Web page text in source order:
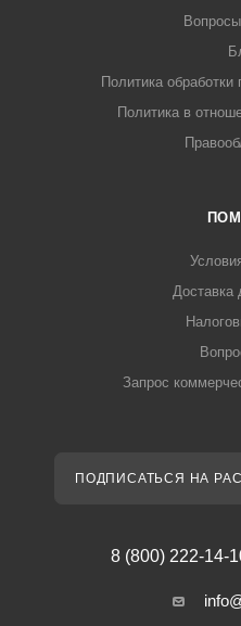
Политика
Политика в
Доставка
Запрос
ПОДПИСАТЬСЯ НА
8 (800) 222-14-